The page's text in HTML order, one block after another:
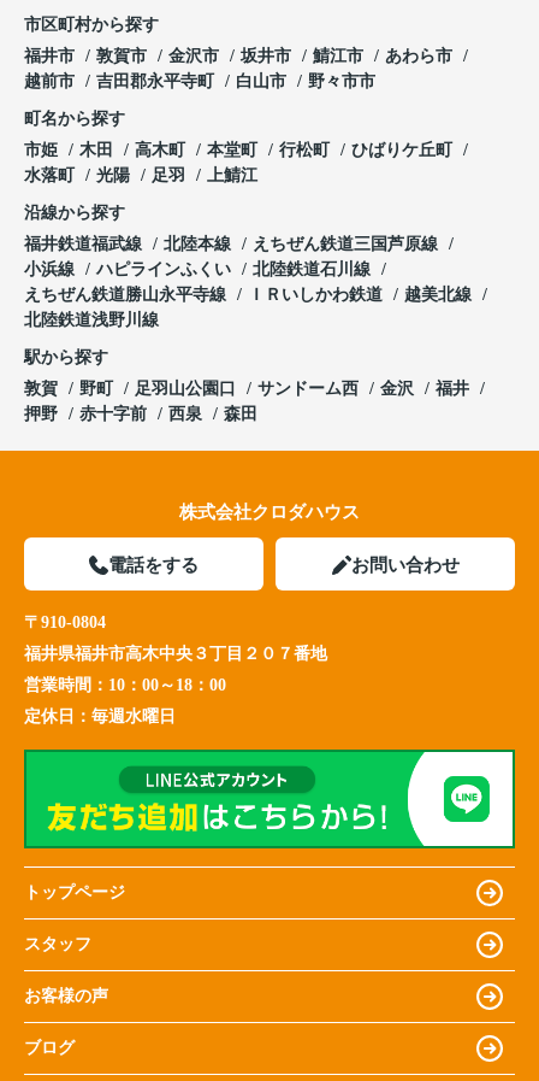
市区町村から探す
福井市
敦賀市 金沢市 坂井市 鯖江市
あわら市
越前市
吉田郡永平寺町 白山市 野々市市
町名から探す
市姫
木田 高木町 本堂町 行松町
ひばりケ丘町
水落町
光陽 足羽 上鯖江
沿線から探す
福井鉄道福武線
北陸本線
えちぜん鉄道三国芦原線
小浜線
ハピラインふくい
北陸鉄道石川線
えちぜん鉄道勝山永平寺線
ＩＲいしかわ鉄道
越美北線
北陸鉄道浅野川線
駅から探す
敦賀
野町 足羽山公園口 サンドーム西 金沢
福井
押野
赤十字前 西泉 森田
株式会社クロダハウス
電話をする お問い合わせ
〒910-0804
福井県福井市高木中央３丁目２０７番地
営業時間： 10：00～18：00
定休日： 毎週水曜日
トップページ
スタッフ
お客様の声
ブログ